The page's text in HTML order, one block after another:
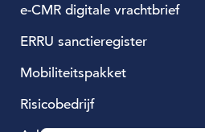
e-CMR digitale vrachtbrief
ERRU sanctieregister
Mobiliteitspakket
Risicobedrijf